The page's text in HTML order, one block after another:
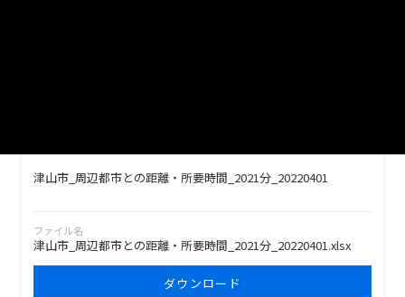
津山市_周辺都市との距離・所要時間_2021分_20220401
ファイル名
津山市_周辺都市との距離・所要時間_2021分_20220401.xlsx
ダウンロード